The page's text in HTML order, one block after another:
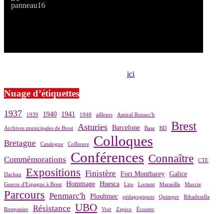
ici
Nuage d’étiquettes
1937 1939 1940 1941 1948 ailleurs Amiral Ronarc'h
Archives municipales de Brest Asturies Barcelone Base BD Brest
Bretagne Catalogne Collioure Colloques
Commémorations Conférences Connaître CTE
Dachau Expositions Finistère Fort Montbarey Galice
Guerre d'Espagne à Brest Hommage Huesca Lire Lorient Marseille Murcie
Parcours Penmarc'h Plouhinec pédagogiques Quimper Ribadesella
Rotspanier Résistance UBO Voir Zapico Écouter